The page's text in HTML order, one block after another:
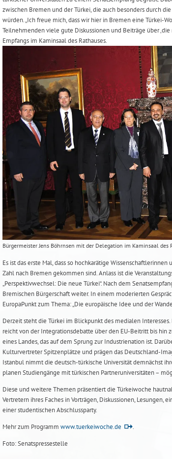
zwischen Bremen und der Türkei, die auch besonders durch
würden. „Ich freue mich, dass wir hier in Bremen eine Türkei-
Teilnehmenden viele gute Diskussionen und Beiträge über ‚die
Empfangs im Kaminsaal des Rathauses.
Bürgermeister Jens Böhrnsen mit der Delegation im Kaminsaal des
Es ist das erste Mal, dass so hochkarätige
Zahl nach Bremen gekommen sind. Anlass ist die
„Perspektivwechsel: Die neue Türkei“. Nach dem
Bremischen Bürgerschaft weiter. In einem moderierten
EuropaPunkt zum Thema: „Die europäische Idee und der
Derzeit steht die Türkei im Blickpunkt des medialen
reicht von der Integrationsdebatte über den EU-Beitritt bis hin
eines Landes, das auf dem Sprung zur Industrienation ist.
Kulturvertreter Spitzenplätze und prägen das Deutschland-
Istanbul nimmt die deutsch-türkische Universität demnächst
planen Studiengänge mit türkischen Partneruniversitäten –
Diese und weitere Themen präsentiert die Türkeiwoche
Vertretern ihres Faches in Vorträgen, Diskussionen, Lesungen,
einer studentischen Abschlussparty.
Mehr zum Programm www.tuerkeiwoche.de
.
Foto: Senatspressestelle